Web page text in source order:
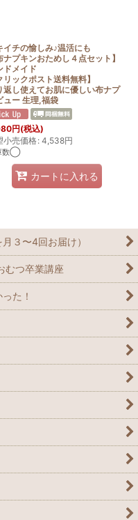
イチの愉しみ♪温活にも
ナプキンおためし４点セット】
ドメイド
リックポスト送料無料】
返し使えてお肌に優しい布ナプ
ュー 生理,福袋
円(税込)
小売価格: 4,538円
数◯
カートに入れる
３〜4回お届け）
むつ卒業講座
た！